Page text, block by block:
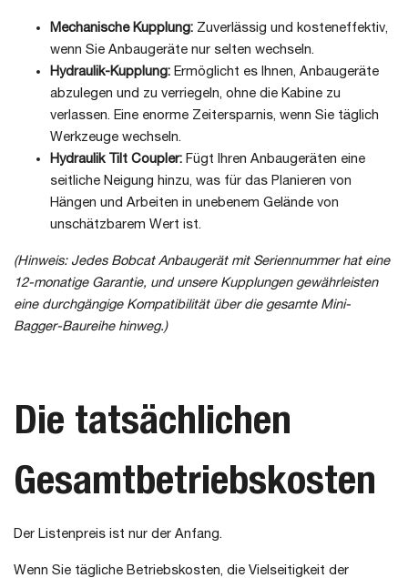
Mechanische Kupplung: Zuverlässig und kosteneffektiv,
wenn Sie Anbaugeräte nur selten wechseln.
Hydraulik-Kupplung: Ermöglicht es Ihnen, Anbaugeräte
abzulegen und zu verriegeln, ohne die Kabine zu
verlassen. Eine enorme Zeitersparnis, wenn Sie täglich
Werkzeuge wechseln.
Hydraulik Tilt Coupler: Fügt Ihren Anbaugeräten eine
seitliche Neigung hinzu, was für das Planieren von
Hängen und Arbeiten in unebenem Gelände von
unschätzbarem Wert ist.
(Hinweis: Jedes Bobcat Anbaugerät mit Seriennummer hat eine
12-monatige Garantie, und unsere Kupplungen gewährleisten
eine durchgängige Kompatibilität über die gesamte Mini-
Bagger-Baureihe hinweg.)
Die tatsächlichen
Gesamtbetriebskosten
Der Listenpreis ist nur der Anfang.
Wenn Sie tägliche Betriebskosten, die Vielseitigkeit der